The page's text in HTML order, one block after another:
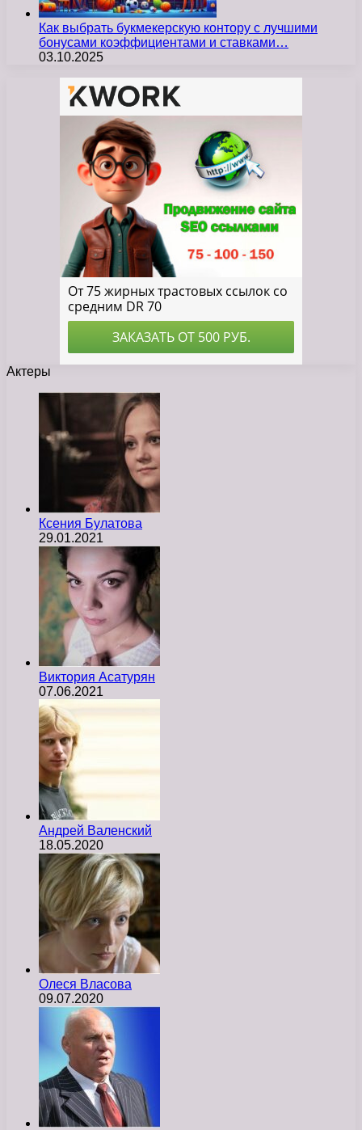
Как выбрать букмекерскую контору с лучшими
бонусами коэффициентами и ставками…
03.10.2025
Актеры
Ксения Булатова
29.01.2021
Виктория Асатурян
07.06.2021
Андрей Валенский
18.05.2020
Олеся Власова
09.07.2020